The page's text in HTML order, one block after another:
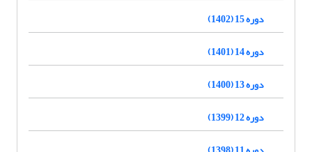
دوره 15 (1402)
دوره 14 (1401)
دوره 13 (1400)
دوره 12 (1399)